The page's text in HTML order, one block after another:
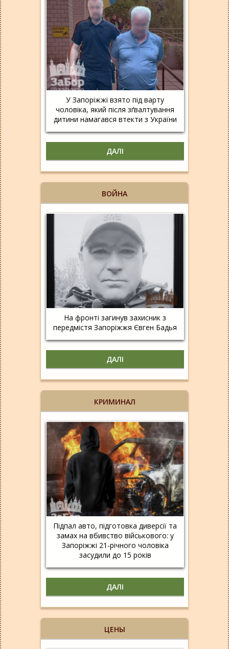
У Запоріжжі взято під варту
чоловіка, який після зґвалтування
дитини намагався втекти з України
ДАЛІ
ВОЙНА
На фронті загинув захисник з
передмістя Запоріжжя Євген Бадья
ДАЛІ
КРИМИНАЛ
Підпал авто, підготовка диверсії та
замах на вбивство військового: у
Запоріжжі 21-річного чоловіка
засудили до 15 років
ДАЛІ
ЦЕНЫ